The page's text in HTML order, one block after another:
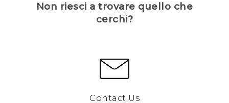
Non riesci a trovare quello che
cerchi?
Contact Us